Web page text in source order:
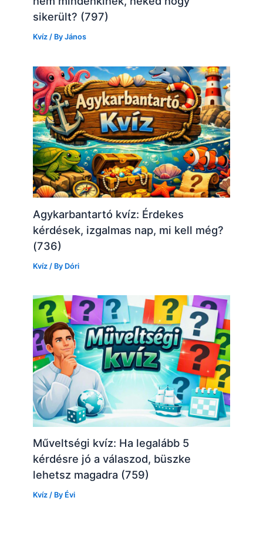
sikerült? (797)
Kvíz / ByJános
Agykarbantartó kvíz: Érdekes
kérdések, izgalmas nap, mi kell még?
(736)
Kvíz / By Dóri
Műveltségi kvíz: Ha legalább 5
kérdésre jó a válaszod, büszke
lehetsz magadra (759)
Kvíz / By Évi